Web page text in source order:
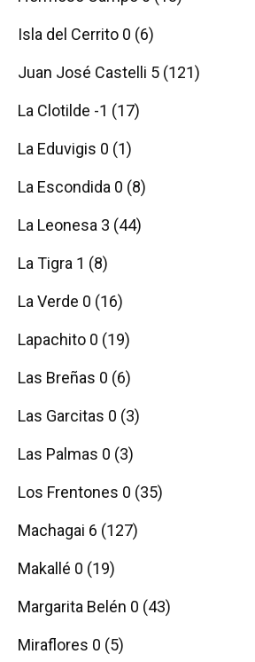
Isla del Cerrito 0 (6)
Juan José Castelli 5 (121)
La Clotilde -1 (17)
La Eduvigis 0 (1)
La Escondida 0 (8)
La Leonesa 3 (44)
La Tigra 1 (8)
La Verde 0 (16)
Lapachito 0 (19)
Las Breñas 0 (6)
Las Garcitas 0 (3)
Las Palmas 0 (3)
Los Frentones 0 (35)
Machagai 6 (127)
Makallé 0 (19)
Margarita Belén 0 (43)
Miraflores 0 (5)